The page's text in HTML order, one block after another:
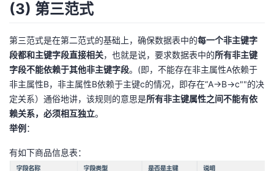
(3) 第三范式
第三范式是在第二范式的基础上，确保数据表中的每一个非主键字
段都和主键字段直接相关，也就是说，要求数据表中的所有非主键
字段不能依赖于其他非主键字段。(即，不能存在非主属性A依赖于
非主属性B，非主属性B依赖于主键c的情况，即存在“A→B→c""的决
定关系）通俗地讲，该规则的意思是所有非主键属性之间不能有依
赖关系，必须相互独立。
举例 ：
有如下商品信息表：